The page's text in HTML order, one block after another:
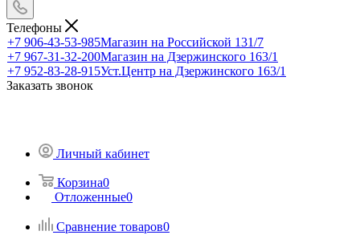
Телефоны
+7 906-43-53-985Магазин на Российской 131/7
+7 967-31-32-200Магазин на Дзержинского 163/1
+7 952-83-28-915Уст.Центр на Дзержинского 163/1
Заказать звонок
Личный кабинет
Корзина0
Отложенные0
Сравнение товаров0